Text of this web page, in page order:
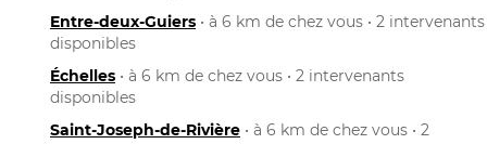
Entre-deux-Guiers • à 6 km de chez vous • 2 intervenants
disponibles
Échelles • à 6 km de chez vous • 2 intervenants
disponibles
Saint-Joseph-de-Rivière • à 6 km de chez vous • 2